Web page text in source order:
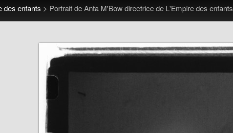
des enfants > Portrait de Anta M'Bow directrice de L'Empire des enfants